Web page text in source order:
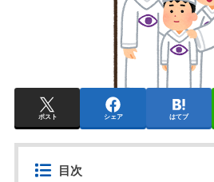
ポスト シェア はてブ
目次